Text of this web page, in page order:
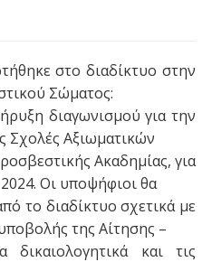
στο διαδίκτυο στην
Σώματος:
διαγωνισμού για την
Σχολές Αξιωματικών
Ακαδημίας, για
Οι υποψήφιοι θα
το διαδίκτυο σχετικά με
της Αίτησης –
και τις